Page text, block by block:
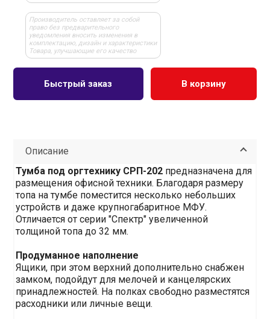
Производитель оставляет за собой
право без предварительного
уведомления вносить изменения в
комплектацию, дизайн и характеристики
Товара, улучшающие его качество
В корзину
Быстрый заказ
Описание
Тумба под оргтехнику СРП-202 предназначена для
размещения офисной техники. Благодаря размеру
топа на тумбе поместится несколько небольших
устройств и даже крупногабаритное МФУ.
Отличается от серии "Спектр" увеличенной
толщиной топа до 32 мм.
Продуманное наполнение
Ящики, при этом верхний дополнительно снабжен
замком, подойдут для мелочей и канцелярских
принадлежностей. На полках свободно разместятся
расходники или личные вещи.